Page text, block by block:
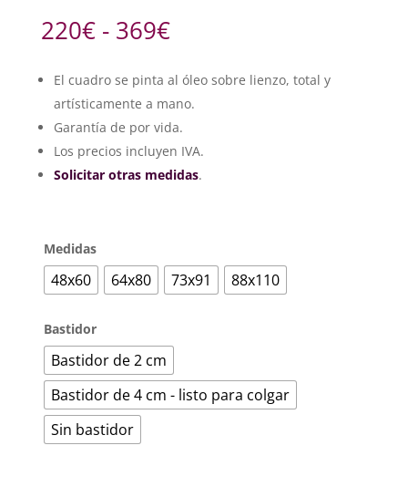
220€ - 369€Rango
de
precios:
desde
220€
hasta
369€
El cuadro se pinta al óleo sobre lienzo, total y
artísticamente a mano.
Garantía de por vida.
Los precios incluyen IVA.
Solicitar otras medidas.
Medidas
48x60 64x80 73x91 88x110
Bastidor
Bastidor de 2 cm
Bastidor de 4 cm - listo para colgar
Sin bastidor